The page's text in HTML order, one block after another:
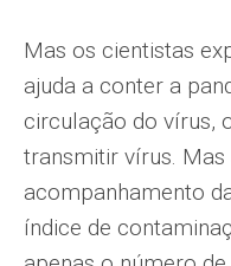
Mas os cientistas
ajuda a conter a
circulação do vírus,
transmitir vírus.
acompanhamento
índice de